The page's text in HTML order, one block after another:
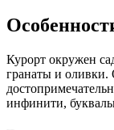
Курорт окружен
гранаты и
инфинити,